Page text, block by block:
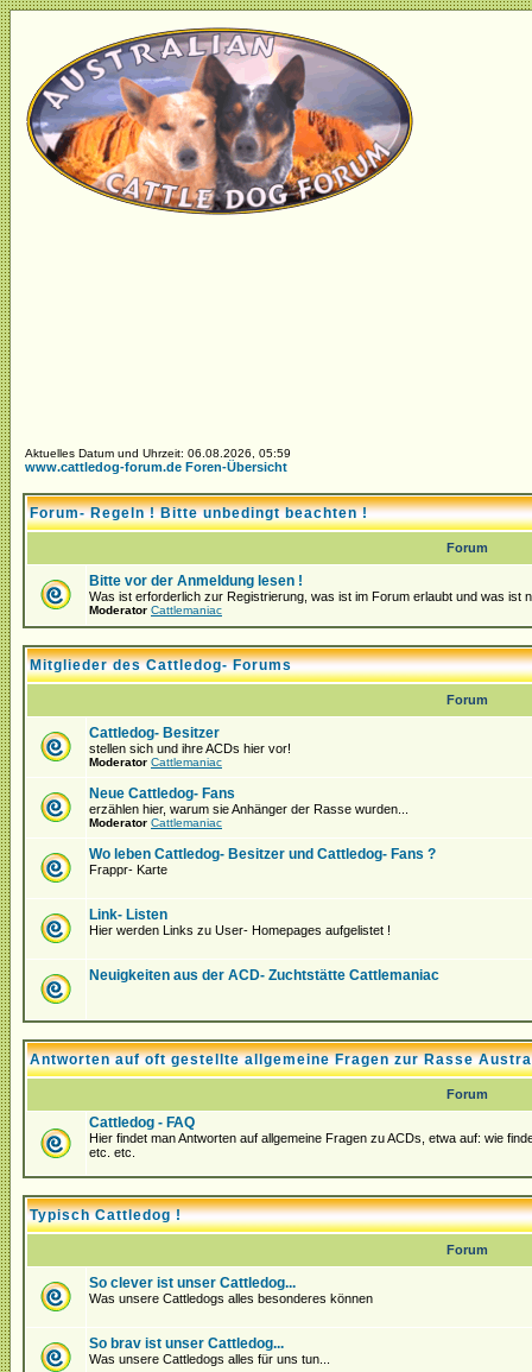
Aktuelles Datum und Uhrzeit: 06.08.2026, 05:59
www.cattledog-forum.de Foren-Übersicht
Forum- Regeln ! Bitte unbedingt beachten !
Forum
Bitte vor der Anmeldung lesen !
Was ist erforderlich zur Registrierung, was ist im Forum erlaubt und was ist
Moderator Cattlemaniac
Mitglieder des Cattledog- Forums
Forum
Cattledog- Besitzer
stellen sich und ihre ACDs hier vor!
Moderator Cattlemaniac
Neue Cattledog- Fans
erzählen hier, warum sie Anhänger der Rasse wurden...
Moderator Cattlemaniac
Wo leben Cattledog- Besitzer und Cattledog- Fans ?
Frappr- Karte
Link- Listen
Hier werden Links zu User- Homepages aufgelistet !
Neuigkeiten aus der ACD- Zuchtstätte Cattlemaniac
Antworten auf oft gestellte allgemeine Fragen zur Rasse
Forum
Cattledog - FAQ
Hier findet man Antworten auf allgemeine Fragen zu ACDs, etwa auf: wie
etc. etc.
Typisch Cattledog !
Forum
So clever ist unser Cattledog...
Was unsere Cattledogs alles besonderes können
So brav ist unser Cattledog...
Was unsere Cattledogs alles für uns tun...